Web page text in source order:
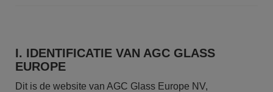
I. IDENTIFICATIE VAN AGC GLASS
EUROPE
Dit is de website van AGC Glass Europe NV,